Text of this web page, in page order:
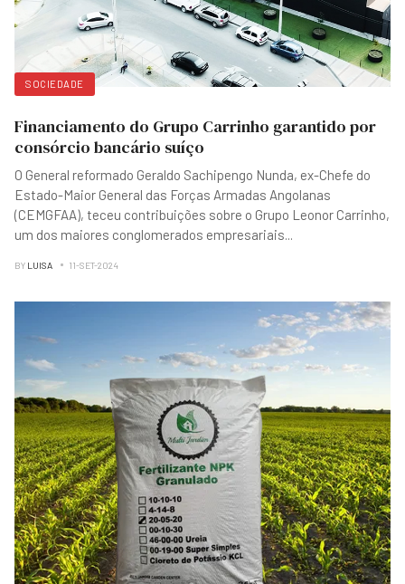
SOCIEDADE
Financiamento do Grupo Carrinho garantido por
consórcio bancário suíço
O General reformado Geraldo Sachipengo Nunda, ex-Chefe do
Estado-Maior General das Forças Armadas Angolanas
(CEMGFAA), teceu contribuições sobre o Grupo Leonor Carrinho,
um dos maiores conglomerados empresariais
BY LUISA 11-SET-2024